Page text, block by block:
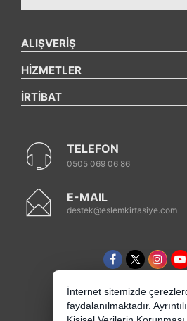
ALIŞVERİŞ
HİZMETLER
İRTİBAT
TELEFON
0505 069 06 86
E-MAIL
destek@eslemkirtasiye.com
İnternet sitemizde
faydalanılmaktadır.